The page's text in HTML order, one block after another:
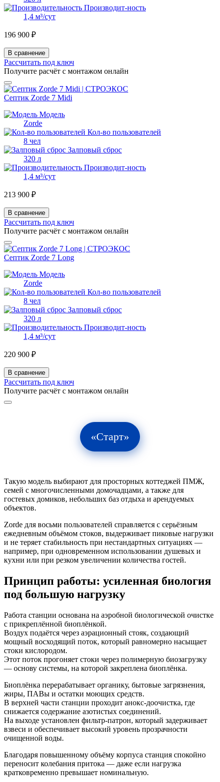
Производит-ность
1,4 м³/сут
196 900 ₽
В сравнение
Рассчитать под ключ
Получите расчёт с монтажом онлайн
Септик Zorde 7 Midi
Модель
Zorde
Кол-во пользователей
8 чел
Залповый сброс
320 л
Производит-ность
1,4 м³/сут
213 900 ₽
В сравнение
Рассчитать под ключ
Получите расчёт с монтажом онлайн
Септик Zorde 7 Long
Модель
Zorde
Кол-во пользователей
8 чел
Залповый сброс
320 л
Производит-ность
1,4 м³/сут
220 900 ₽
В сравнение
Рассчитать под ключ
Получите расчёт с монтажом онлайн
«Старт»
Такую модель выбирают для просторных коттеджей ПМЖ,
семей с многочисленными домочадцами, а также для
гостевых домиков, небольших баз отдыха и арендуемых
объектов.
Zorde для восьми пользователей справляется с серьёзным
ежедневным объёмом стоков, выдерживает пиковые нагрузки
и не теряет стабильность при нестандартных ситуациях —
например, при одновременном использовании душевых и
кухни или при резком увеличении количества гостей.
Принцип работы: усиленная биология
под большую нагрузку
Работа станции основана на аэробной биологической очистке
с прикреплённой биоплёнкой.
Воздух подаётся через аэрационный стояк, создающий
мощный восходящий поток, который равномерно насыщает
стоки кислородом.
Этот поток прогоняет стоки через полимерную биозагрузку
— основу системы, на которой закреплена биоплёнка.
Биоплёнка перерабатывает органику, бытовые загрязнения,
жиры, ПАВы и остатки моющих средств.
В верхней части станции проходит анокс-доочистка, где
снижается содержание азотистых соединений.
На выходе установлен фильтр-патрон, который задерживает
взвеси и обеспечивает высокий уровень прозрачности
очищенной воды.
Благодаря повышенному объёму корпуса станция спокойно
переносит колебания притока — даже если нагрузка
кратковременно превышает номинальную.